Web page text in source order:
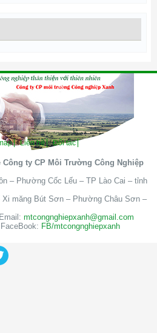
Liên hệ Đối tác
Công ty CP Môi Trường Công Nghiệp
– Phường Cốc Lếu – TP Lào Cai – tỉnh
Xi măng Bút Sơn – Phường Châu Sơn –
mtcongnghiepxanh@gmail.com
FB/mtcongnghiepxanh